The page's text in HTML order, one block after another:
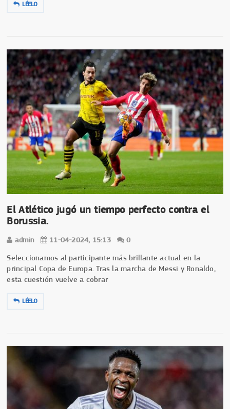
LÉELO
El Atlético jugó un tiempo perfecto contra el
Borussia.
admin 11-04-2024, 15:13 0
Seleccionamos al participante más brillante actual en la
principal Copa de Europa. Tras la marcha de Messi y Ronaldo,
esta cuestión vuelve a cobrar
LÉELO